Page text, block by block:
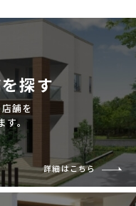
探す
舗を
す。
詳細はこちら